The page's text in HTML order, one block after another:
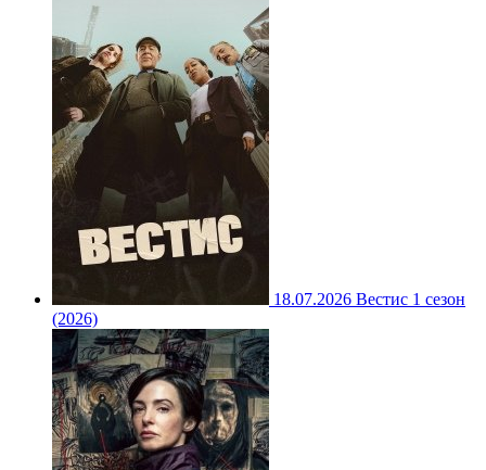
18.07.2026 Вестис 1 сезон
(2026)